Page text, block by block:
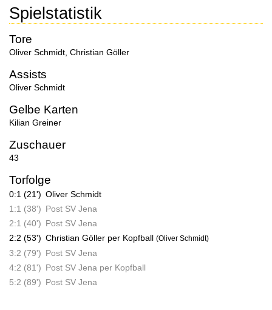
Spielstatistik
Tore
Oliver Schmidt Christian Göller
Assists
Oliver Schmidt
Gelbe Karten
Kilian Greiner
Zuschauer
43
Torfolge
0:1 (21') Oliver Schmidt
1:1 (38') Post SV Jena
2:1 (40') Post SV Jena
2:2 (53') Christian Göller per Kopfball (Oliver Schmidt)
3:2 (79') Post SV Jena
4:2 (81') Post SV Jena per Kopfball
5:2 (89') Post SV Jena